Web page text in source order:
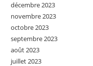
décembre 2023
novembre 2023
octobre 2023
septembre 2023
août 2023
juillet 2023